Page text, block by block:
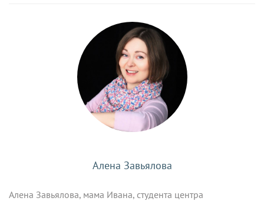
Алена Завьялова
Алена Завьялова, мама Ивана, студента центра